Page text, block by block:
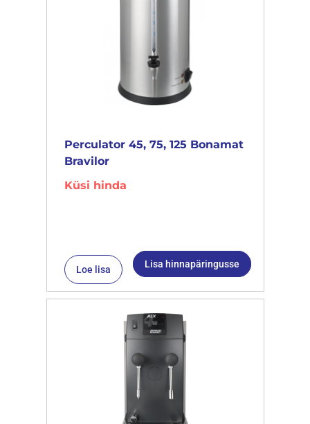
Perculator 45, 75, 125 Bonamat
Bravilor
Küsi hinda
Loe lisa Lisa hinnapäringusse